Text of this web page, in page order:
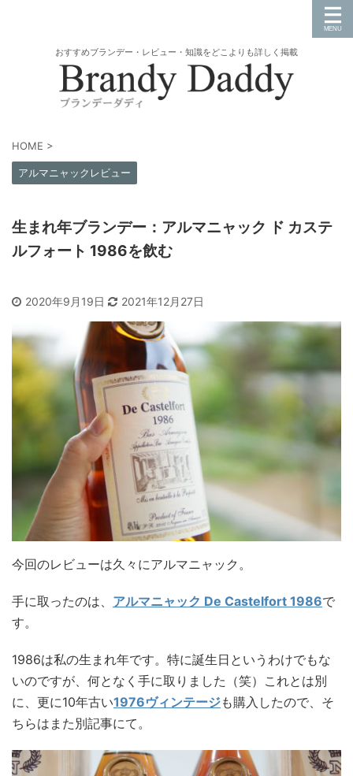
おすすめブランデー・レビュー・知識をどこよりも詳しく掲載
HOME >
アルマニャックレビュー
生まれ年ブランデー：アルマニャック ド カステ
ルフォート 1986を飲む
2020年9月19日 2021年12月27日
今回のレビューは久々にアルマニャック。
手に取ったのは、 アルマニャック De Castelfort 1986で
す。
1986は私の生まれ年です。特に誕生日というわけでもな
いのですが、何となく手に取りました（笑）これとは別
に、更に10年古い1976ヴィンテージも購入したので、そ
ちらはまた別記事にて。